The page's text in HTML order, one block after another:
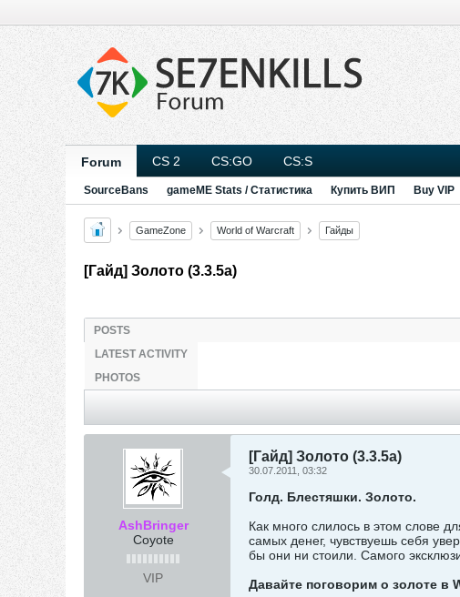
Forum CS 2 CS:GO CS:S
SourceBans gameME Stats / Статистика Купить ВИП Buy VIP
GameZone World of Warcraft Гайды
[Гайд] Золото (3.3.5а)
POSTS
LATEST ACTIVITY
PHOTOS
AshBringer
Coyote
VIP
[Гайд] Золото (3.3.5а)
30.07.2011, 03:32
Голд. Блестяшки. Золото.
Как много слилось в этом слове
самых денег, чувствуешь себя
бы они ни стоили. Самого
Давайте поговорим о золоте в